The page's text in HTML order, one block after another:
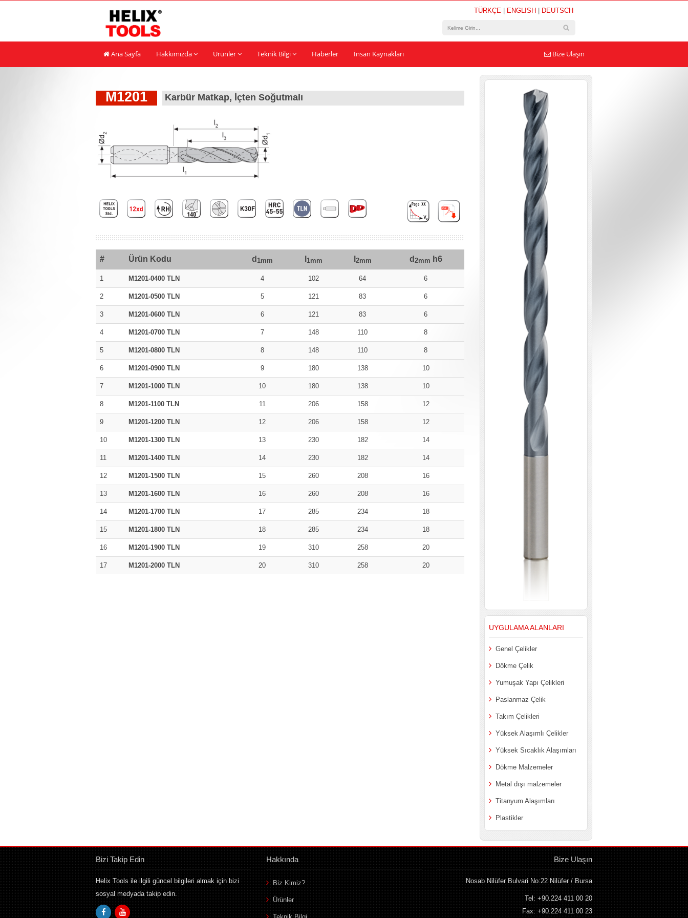
TÜRKÇE| ENGLISH DEUTSCH
Ana Sayfa Hakkımızda Ürünler Teknik Bilgi Haberler İnsan Kaynakları Bize Ulaşın
M1201 Karbür Matkap, İçten Soğutmalı
# Ürün Kodu d 1mm 1mm 2mm d 2mm h6
1 M1201-0400 TLN 4 102 64 6
2 M1201-0500 TLN 5 121 83 6
3 M1201-0600 TLN 6 121 83 6
4 M1201-0700 TLN 7 148 110 8
5 M1201-0800 TLN 8 148 110 8
6 M1201-0900 TLN 9 180 138 10
7 M1201-1000 TLN 10 180 138 10
8 M1201-1100 TLN 11 206 158 12
9 M1201-1200 TLN 12 206 158 12
10 M1201-1300 TLN 13 230 182 14
11 M1201-1400 TLN 14 230 182 14
12 M1201-1500 TLN 15 260 208 16
13 M1201-1600 TLN 16 260 208 16
14 M1201-1700 TLN 17 285 234 18
15 M1201-1800 TLN 18 285 234 18
16 M1201-1900 TLN 19 310 258 20
17 M1201-2000 TLN 20 310 258 20
UYGULAMA ALANLARI
Genel Çelikler
Dökme Çelik
Yumuşak Yapı Çelikleri
Paslanmaz Çelik
Takım Çelikleri
Yüksek Alaşımlı Çelikler
Yüksek Sıcaklık Alaşımları
Dökme Malzemeler
Metal dışı malzemeler
Titanyum Alaşımları
Plastikler
Bizi Takip Edin
Helix Tools ile ilgili güncel bilgileri almak için bizi
sosyal medyada takip edin.
Hakkında
Biz Kimiz?
Ürünler
Bize Ulaşın
Nosab Nilüfer Bulvari No:22 Nilüfer / Bursa
Tel: +90.224 411 00 20
Fax: +90.224 411 00 23